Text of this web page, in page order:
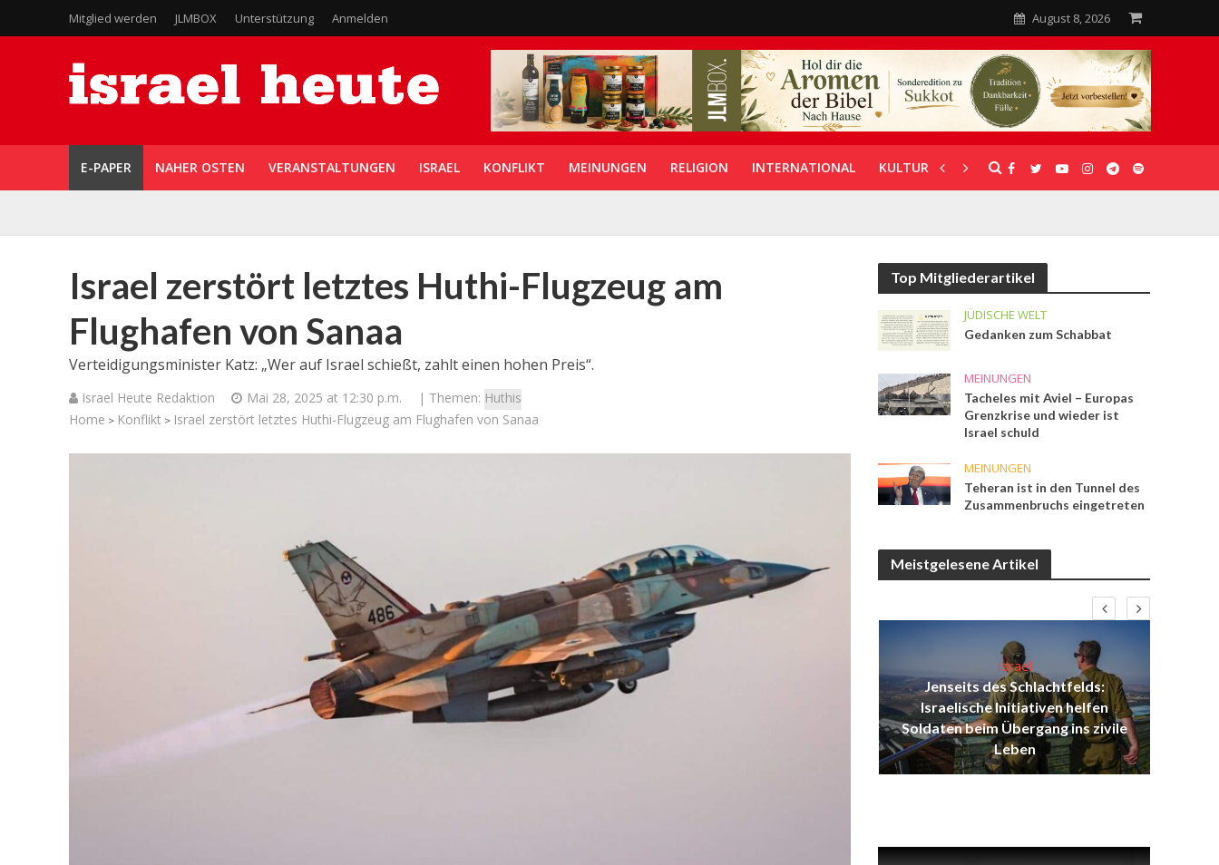
Mitglied werden JLMBOX Unterstützung Anmelden August 8, 2026
E-PAPER NAHER OSTEN VERANSTALTUNGEN ISRAEL KONFLIKT MEINUNGEN RELIGION INTERNATIONAL KULTUR UNTERSTÜTZUNG
Israel zerstört letztes Huthi-Flugzeug am
Flughafen von Sanaa
Verteidigungsminister Katz: „Wer auf Israel schießt, zahlt einen hohen Preis“.
Israel Heute Redaktion Mai 28, 2025 at 12:30 p.m. | Themen: Huthis
Home > Konflikt > Israel zerstört letztes Huthi-Flugzeug am Flughafen von Sanaa
Top Mitgliederartikel
JÜDISCHE WELT
Gedanken zum Schabbat
MEINUNGEN
Tacheles mit Aviel – Europas
Grenzkrise und wieder ist
Israel schuld
MEINUNGEN
Teheran ist in den Tunnel des
Zusammenbruchs eingetreten
Meistgelesene Artikel
Israel
Israelische Wahlen 2026: Das ist
die Knesset – Vladimir Beliak
Israel
Jenseits des Schlachtfelds:
Israelische Initiativen helfen
Soldaten beim Übergang ins zivile
Leben